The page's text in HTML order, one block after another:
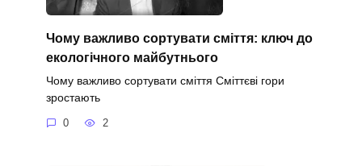
Чому важливо сортувати сміття: ключ до
екологічного майбутнього
Чому важливо сортувати сміття Сміттєві гори
зростають
0 2